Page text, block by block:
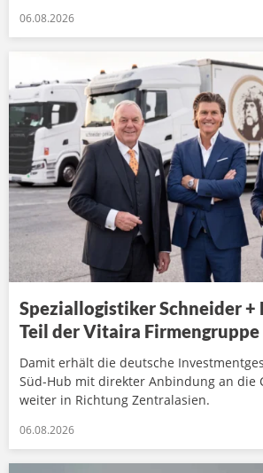
06.08.2026
Speziallogistiker Schneider +
Teil der Vitaira Firmengruppe
Damit erhält die deutsche
Süd-Hub mit direkter Anbindung an die
weiter in Richtung Zentralasien.
06.08.2026